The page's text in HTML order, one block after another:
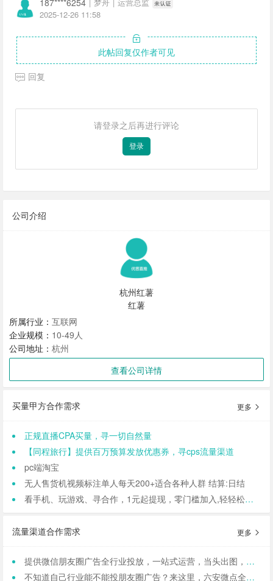
2025-12-26 11:58
此帖回复仅作者可见
回复
请登录之后再进行评论
登录
公司介绍
杭州红薯
红薯
所属行业： 互联网
企业规模： 10-49人
公司地址： 杭州
查看公司详情
买量甲方合作需求 更多
正规直播CPA买量，寻一切自然量
【同程旅行】提供百万预算发放优惠券，寻cps流量渠道
pc端淘宝
无人售货机视频标注单人每天200+适合各种人群 结算:日结
看手机、玩游戏、寻合作，1元起提现，零门槛加入,轻轻松松日结,寻找合作小伙伴（CPA/CPL）
流量渠道合作需求 更多
提供微信朋友圈广告全行业投放，一站式运营，当头出图，包过审！
不知道自己行业能不能投朋友圈广告？来这里，六安微点全行业可投！包资质！